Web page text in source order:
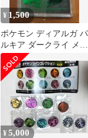
¥ 1,500
ポケモン ディアルガ パ
ルキア ダークライ メダ
ル 10周年記念
¥5,000